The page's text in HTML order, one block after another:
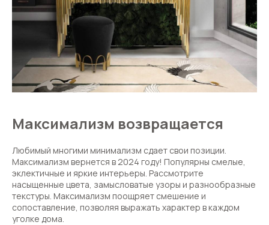
Максимализм возвращается
Любимый многими минимализм сдает свои позиции.
Максимализм вернется в 2024 году! Популярны смелые,
эклектичные и яркие интерьеры. Рассмотрите
насыщенные цвета, замысловатые узоры и разнообразные
текстуры. Максимализм поощряет смешение и
сопоставление, позволяя выражать характер в каждом
уголке дома.